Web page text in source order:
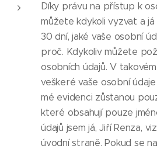
Díky právu na přístup k
můžete kdykoli vyzvat a
30 dní, jaké vaše osobní
proč. Kdykoliv můžete
osobních údajů. V
veškeré vaše osobní
mé evidenci zůstanou
které obsahují pouze
údajů jsem já, Jiří Renza,
úvodní straně. Pokud se